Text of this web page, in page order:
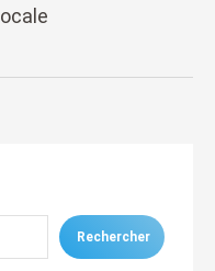
Rechercher